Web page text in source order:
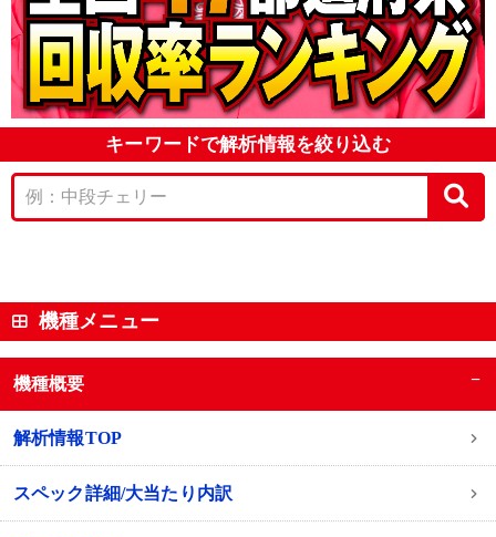
キーワードで解析情報を絞り込む
機種メニュー
機種概要 −
解析情報TOP
スペック詳細/大当たり内訳